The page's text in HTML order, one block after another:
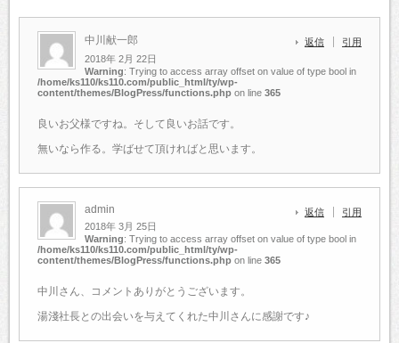
中川献一郎
2018年 2月 22日
Warning: Trying to access array offset on value of type bool in
/home/ks110/ks110.com/public_html/ty/wp-
content/themes/BlogPress/functions.php on line 365
返信 引用
良いお父様ですね。そして良いお話です。
無いなら作る。学ばせて頂ければと思います。
admin
2018年 3月 25日
Warning: Trying to access array offset on value of type bool in
/home/ks110/ks110.com/public_html/ty/wp-
content/themes/BlogPress/functions.php on line 365
返信 引用
中川さん、コメントありがとうございます。
湯淺社長との出会いを与えてくれた中川さんに感謝です♪